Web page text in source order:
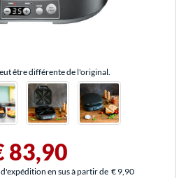
être différente de l'original.
83,90
en sus à partir de € 9,90